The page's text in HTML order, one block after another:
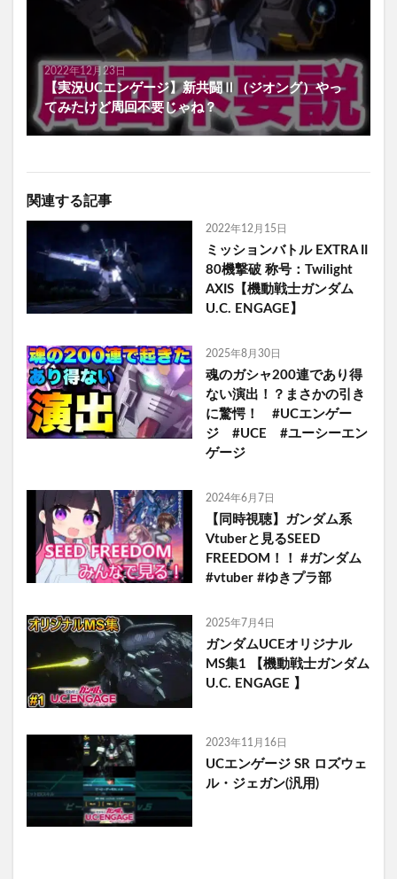
2022年12月23日
【実況UCエンゲージ】新共闘Ⅱ（ジオング）やっ
てみたけど周回不要じゃね？
関連する記事
2022年12月15日
ミッションバトル EXTRA II
80機撃破 称号：Twilight
AXIS【機動戦士ガンダム
U.C. ENGAGE】
2025年8月30日
魂のガシャ200連であり得
ない演出！？まさかの引き
に驚愕！ #UCエンゲー
ジ #UCE #ユーシーエン
ゲージ
2024年6月7日
【同時視聴】ガンダム系
Vtuberと見るSEED
FREEDOM！！ #ガンダム
#vtuber #ゆきプラ部
2025年7月4日
ガンダムUCEオリジナル
MS集1 【機動戦士ガンダム
U.C. ENGAGE 】
2023年11月16日
UCエンゲージ SR ロズウェ
ル・ジェガン(汎用)